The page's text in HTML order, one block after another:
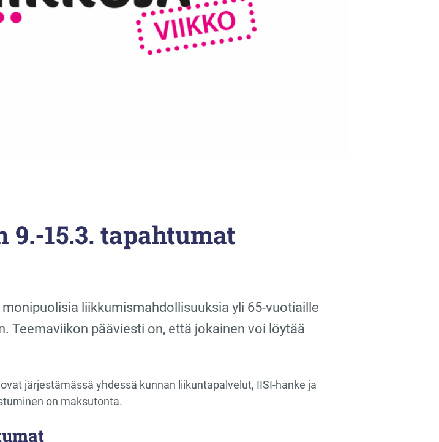
15.3. tapahtumat
liikkumismahdollisuuksia yli 65-vuotiaille
Teemaviikon pääviesti on, että jokainen voi löytää
järjestämässä yhdessä kunnan liikuntapalvelut, IISI-hanke ja
on maksutonta.